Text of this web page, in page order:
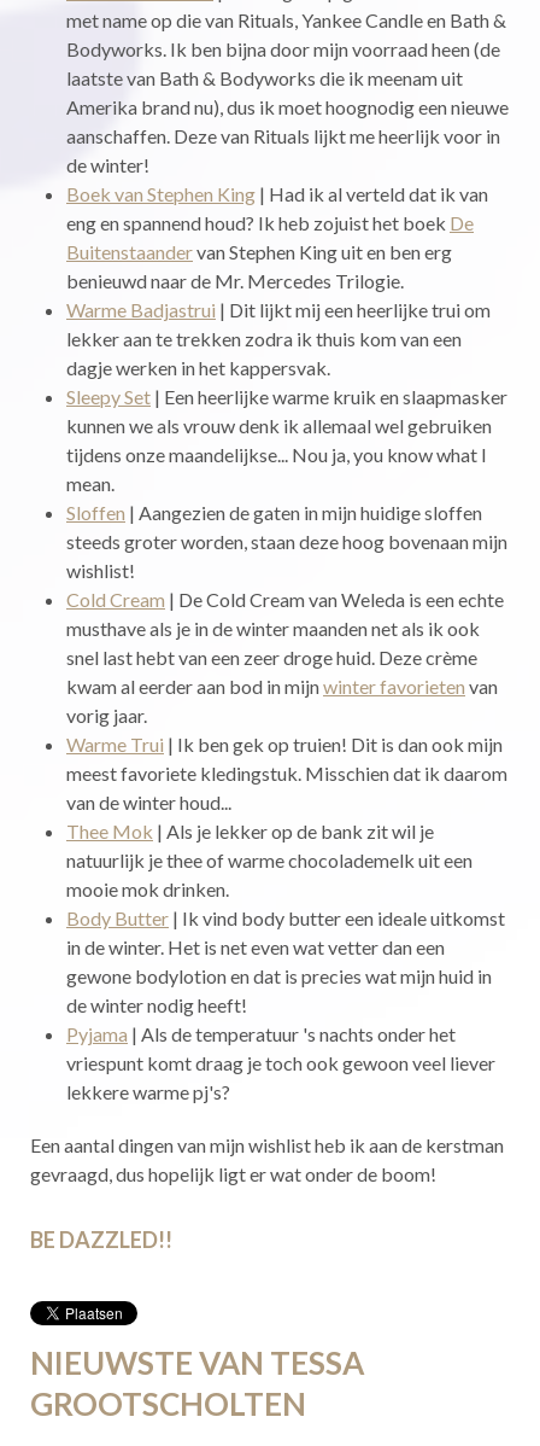
met name op die van Rituals, Yankee Candle en Bath &
Bodyworks. Ik ben bijna door mijn voorraad heen (de
laatste van Bath & Bodyworks die ik meenam uit
Amerika brand nu), dus ik moet hoognodig een nieuwe
aanschaffen. Deze van Rituals lijkt me heerlijk voor in
de winter!
Boek van Stephen King | Had ik al verteld dat ik van
eng en spannend houd? Ik heb zojuist het boek De
Buitenstaandervan Stephen King uit en ben erg
benieuwd naar de Mr. Mercedes Trilogie.
Warme Badjastrui | Dit lijkt mij een heerlijke trui om
lekker aan te trekken zodra ik thuis kom van een
dagje werken in het kappersvak.
Sleepy Set | Een heerlijke warme kruik en slaapmasker
kunnen we als vrouw denk ik allemaal wel gebruiken
tijdens onze maandelijkse... Nou ja, you know what I
mean.
Sloffen | Aangezien de gaten in mijn huidige sloffen
steeds groter worden, staan deze hoog bovenaan mijn
wishlist!
Cold Cream | De Cold Cream van Weleda is een echte
musthave als je in de winter maanden net als ik ook
snel last hebt van een zeer droge huid. Deze crème
kwam al eerder aan bod in mijnwinter favorieten van
vorig jaar.
Warme Trui | Ik ben gek op truien! Dit is dan ook mijn
meest favoriete kledingstuk. Misschien dat ik daarom
van de winter houd...
Thee Mok | Als je lekker op de bank zit wil je
natuurlijk je thee of warme chocolademelk uit een
mooie mok drinken.
Body Butter | Ik vind body butter een ideale uitkomst
in de winter. Het is net even wat vetter dan een
gewone bodylotion en dat is precies wat mijn huid in
de winter nodig heeft!
Pyjama | Als de temperatuur 's nachts onder het
vriespunt komt draag je toch ook gewoon veel liever
lekkere warme pj's?
Een aantal dingen van mijn wishlist heb ik aan de kerstman
gevraagd, dus hopelijk ligt er wat onder de boom!
BE DAZZLED!!
NIEUWSTE VAN TESSA
GROOTSCHOLTEN